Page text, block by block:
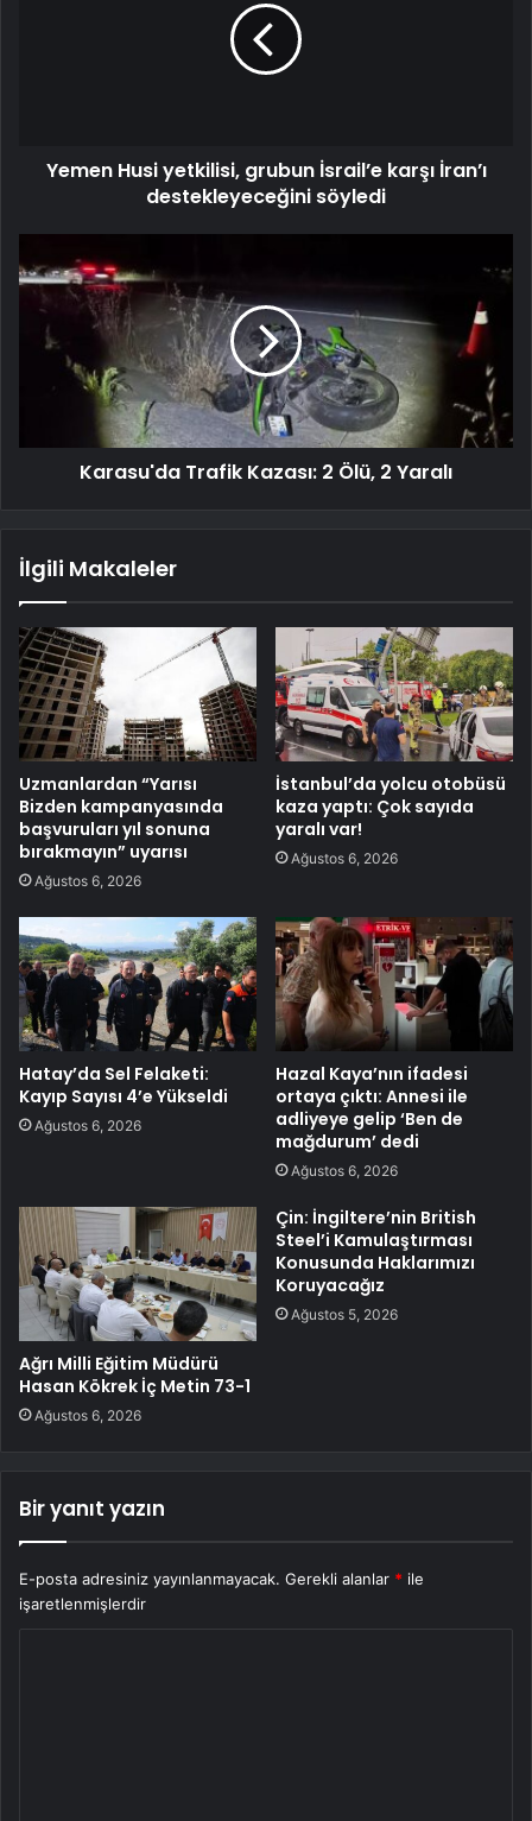
Yemen Husi yetkilisi, grubun İsrail’e karşı İran’ı
destekleyeceğini söyledi
Karasu'da Trafik Kazası: 2 Ölü, 2 Yaralı
İlgili Makaleler
Uzmanlardan “Yarısı
Bizden kampanyasında
başvuruları yıl sonuna
bırakmayın” uyarısı
Ağustos 6, 2026
İstanbul’da yolcu otobüsü
kaza yaptı: Çok sayıda
yaralı var!
Ağustos 6, 2026
Hatay’da Sel Felaketi:
Kayıp Sayısı 4’e Yükseldi
Ağustos 6, 2026
Hazal Kaya’nın ifadesi
ortaya çıktı: Annesi ile
adliyeye gelip ‘Ben de
mağdurum’ dedi
Ağustos 6, 2026
Ağrı Milli Eğitim Müdürü
Hasan Kökrek İç Metin 73-1
Ağustos 6, 2026
Çin: İngiltere’nin British
Steel’i Kamulaştırması
Konusunda Haklarımızı
Koruyacağız
Ağustos 5, 2026
Bir yanıt yazın
E-posta adresiniz yayınlanmayacak. Gerekli alanlar * ile
işaretlenmişlerdir